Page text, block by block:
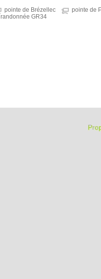
pointe de Brézellec
pointe de
randonnée GR34